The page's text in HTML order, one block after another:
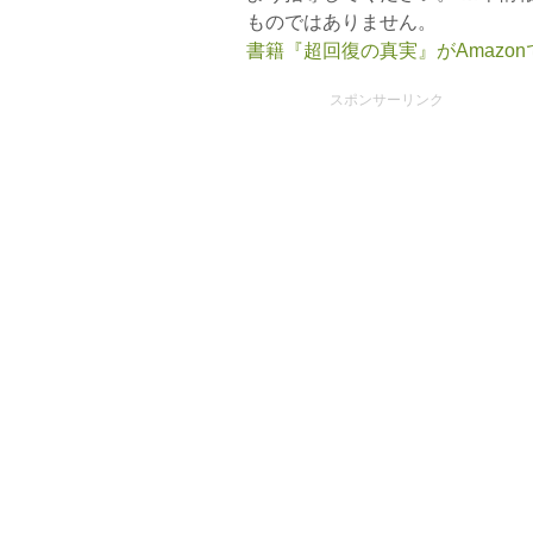
ものではありません。
書籍『超回復の真実』がAmazon
スポンサーリンク